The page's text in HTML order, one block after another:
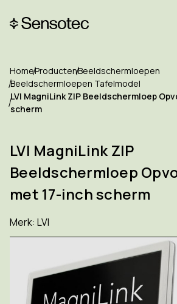
HomeProductenBeeldschermloepen
Beeldschermloepen Tafelmodel
LVI MagniLink ZIP Beeldschermloep
scherm
LVI MagniLink ZIP
Beeldschermloep
met 17-inch scherm
Merk: LVI